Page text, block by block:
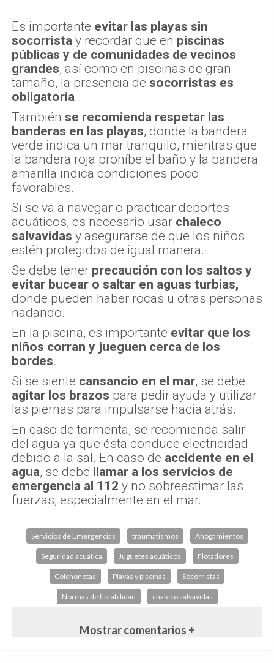
Es importante evitar las playas sin
socorrista y recordar que en piscinas
públicas y de comunidades de vecinos
grandes, así como en piscinas de gran
tamaño, la presencia de socorristas es
obligatoria.
También se recomienda respetar las
banderas en las playas, donde la bandera
verde indica un mar tranquilo, mientras que
la bandera roja prohíbe el baño y la bandera
amarilla indica condiciones poco
favorables.
Si se va a navegar o practicar deportes
acuáticos, es necesario usar chaleco
salvavidas y asegurarse de que los niños
estén protegidos de igual manera.
Se debe tener precaución con los saltos y
evitar bucear o saltar en aguas turbias,
donde pueden haber rocas u otras personas
nadando.
En la piscina, es importante evitar que los
niños corran y jueguen cerca de los
bordes.
Si se siente cansancio en el mar, se debe
agitar los brazos para pedir ayuda y utilizar
las piernas para impulsarse hacia atrás.
En caso de tormenta, se recomienda salir
del agua ya que ésta conduce electricidad
debido a la sal. En caso de accidente en el
agua, se debe llamar a los servicios de
emergencia al 112 y no sobreestimar las
fuerzas, especialmente en el mar.
Servicios de Emergencias traumatismos Ahogamientos
Seguridad acuática Juguetes acuáticos Flotadores
Colchonetas Playas y piscinas Socorristas
Normas de flotabilidad chaleco salvavidas
Mostrar comentarios +